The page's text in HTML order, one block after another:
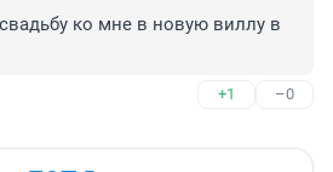
ко мне в новую виллу в
+1 –0